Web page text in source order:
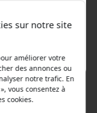
sur notre site
améliorer votre
des annonces ou
notre trafic. En
vous consentez à
cookies.
le prix fort.